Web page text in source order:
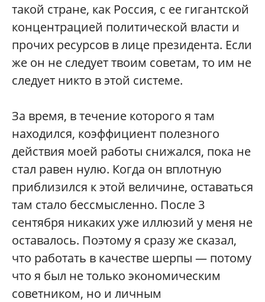
такой стране, как Россия, с ее гигантской
концентрацией политической власти и
прочих ресурсов в лице президента. Если
же он не следует твоим советам, то им не
следует никто в этой системе.
За время, в течение которого я там
находился, коэффициент полезного
действия моей работы снижался, пока не
стал равен нулю. Когда он вплотную
приблизился к этой величине, оставаться
там стало бессмысленно. После 3
сентября никаких уже иллюзий у меня не
оставалось. Поэтому я сразу же сказал,
что работать в качестве шерпы — потому
что я был не только экономическим
советником, но и личным